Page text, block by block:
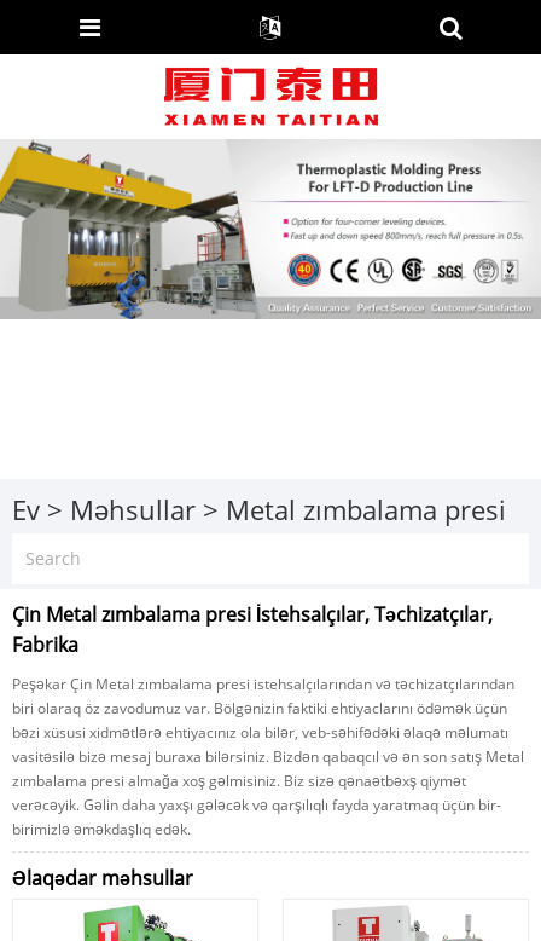
Ev > Məhsullar > Metal zımbalama presi
Çin Metal zımbalama presi İstehsalçılar, Təchizatçılar,
Fabrika
Peşəkar Çin Metal zımbalama presi istehsalçılarından və təchizatçılarından
biri olaraq öz zavodumuz var. Bölgənizin faktiki ehtiyaclarını ödəmək üçün
bəzi xüsusi xidmətlərə ehtiyacınız ola bilər, veb-səhifədəki əlaqə məlumatı
vasitəsilə bizə mesaj buraxa bilərsiniz. Bizdən qabaqcıl və ən son satış Metal
zımbalama presi almağa xoş gəlmisiniz. Biz sizə qənaətbəxş qiymət
verəcəyik. Gəlin daha yaxşı gələcək və qarşılıqlı fayda yaratmaq üçün bir-
birimizlə əməkdaşlıq edək.
Əlaqədar məhsullar